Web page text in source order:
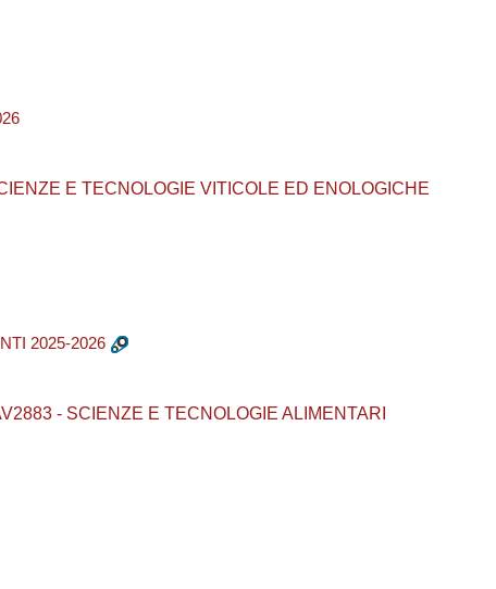
E TECNOLOGIE VITICOLE ED ENOLOGICHE
2025-2026
- SCIENZE E TECNOLOGIE ALIMENTARI